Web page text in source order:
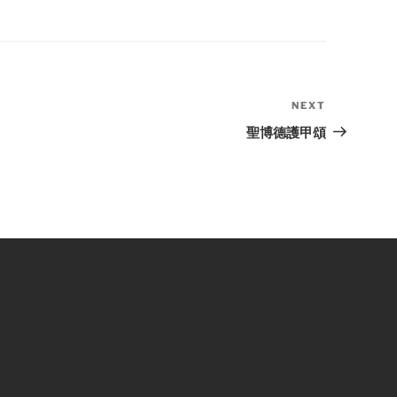
Post
NEXT
聖博德護甲頌